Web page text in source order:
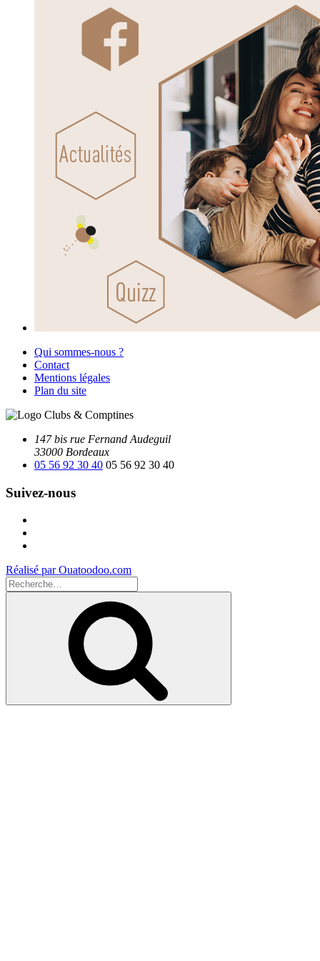
Qui sommes-nous ?
Contact
Mentions légales
Plan du site
147 bis rue Fernand Audeguil
33000 Bordeaux
05 56 92 30 40 05 56 92 30 40
Suivez-nous
Réalisé par Ouatoodoo.com
Recherche
pour